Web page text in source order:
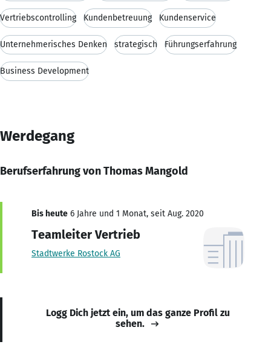
Vertriebscontrolling Kundenbetreuung Kundenservice
Unternehmerisches Denken strategisch Führungserfahrung
Business Development
Werdegang
Berufserfahrung von Thomas Mangold
Bis heute 6 Jahre und 1 Monat, seit Aug. 2020
Teamleiter Vertrieb
Stadtwerke Rostock AG
Logg Dich jetzt ein, um das ganze Profil zu
sehen.